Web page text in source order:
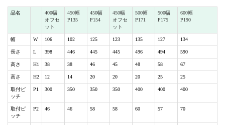
品名
400幅
オフセ
ット
450幅
P135
450幅
P154
450幅
オフセ
ット
500幅
P171
500幅
P175
600幅
P190
幅 W 106 102 125 123 135 127 134
長さ L 398 446 445 445 496 494 590
高さ H1 38 38 46 45 48 58 67
高さ H2 12 14 20 20 20 25 25
取付ピ
ッチ
P1 300 350 350 350 400 400 400
取付ピ
ッチ
P2 46 46 58 58 60 57 70